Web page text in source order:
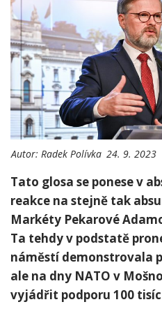
Autor: Radek Polívka 24. 9. 2023
Tato glosa se ponese v
reakce na stejně tak
Markéty Pekarové
Ta tehdy v podstatě
náměstí demonstrovala
ale na dny NATO v
vyjádřit podporu 100